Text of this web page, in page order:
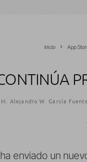
Inicio App
M. Alejandro W. García
enviado un